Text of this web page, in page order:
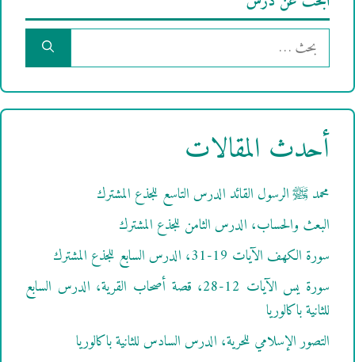
البحث
عن:
أحدث المقالات
محمد ﷺ الرسول القائد الدرس التاسع للجذع المشترك
البعث والحساب، الدرس الثامن للجذع المشترك
سورة الكهف الآيات 19-31، الدرس السابع للجذع المشترك
سورة يس الآيات 12-28، قصة أصحاب القرية، الدرس السابع
للثانية باكالوريا
التصور الإسلامي للحرية، الدرس السادس للثانية باكالوريا